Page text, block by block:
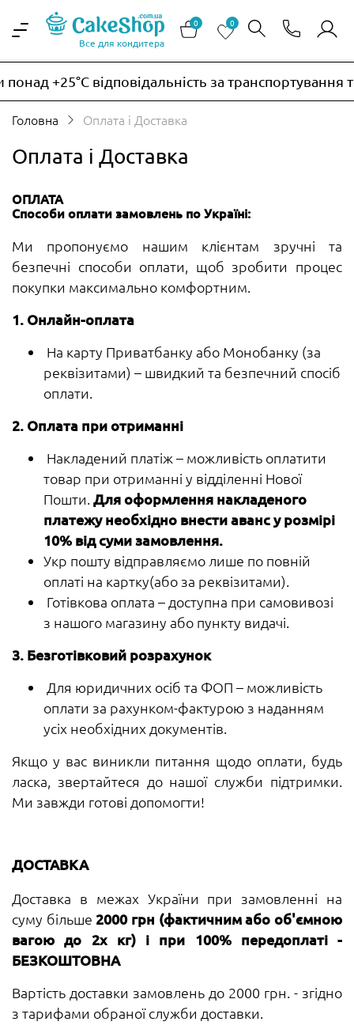
Все для кондитера
0 0
+25°C відповідальність за
Головна Оплата і Доставка
Оплата і Доставка
ОПЛАТА
Способи оплати замовлень по Україні:
Ми пропонуємо нашим клієнтам зручні та
безпечні способи оплати, щоб зробити процес
покупки максимально комфортним.
1. Онлайн-оплата
На карту Приватбанку або Монобанку (за
реквізитами) – швидкий та безпечний спосіб
оплати.
2. Оплата при отриманні
Накладений платіж – можливість оплатити
товар при отриманні у відділенні Нової
Пошти. Для оформлення накладеного
платежу необхідно внести аванс у розмірі
10% від суми замовлення.
Укр пошту відправляємо лише по повній
оплаті на картку(або за реквізитами).
Готівкова оплата – доступна при самовивозі
з нашого магазину або пункту видачі.
3. Безготівковий розрахунок
Для юридичних осіб та ФОП – можливість
оплати за рахунком-фактурою з наданням
усіх необхідних документів.
Якщо у вас виникли питання щодо оплати, будь
ласка, звертайтеся до нашої служби підтримки.
Ми завжди готові допомогти!
ДОСТАВКА
Доставка в межах України при замовленні на
суму більше 2000 грн (фактичним або об'ємною
вагою до 2х кг) і при 100% передоплаті -
БЕЗКОШТОВНА
Вартість доставки замовлень до 2000 грн. - згідно
з тарифами обраної служби доставки.